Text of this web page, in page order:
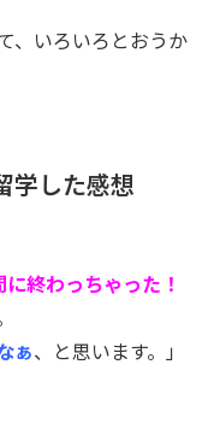
、いろいろとおうか
学した感想
終わっちゃった！
ぁ、と思います。」